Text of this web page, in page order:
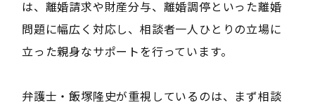
は、離婚請求や財産分与、離婚調停といった離婚
問題に幅広く対応し、相談者一人ひとりの立場に
立った親身なサポートを行っています。
弁護士・飯塚隆史が重視しているのは、まず相談